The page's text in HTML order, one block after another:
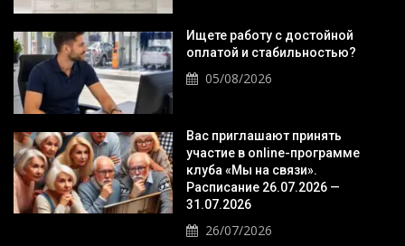
Ищете работу с достойной
оплатой и стабильностью?
05/08/2026
Вас приглашают принять
участие в online-программе
клуба «Мы на связи».
Расписание 26.07.2026 —
31.07.2026
26/07/2026